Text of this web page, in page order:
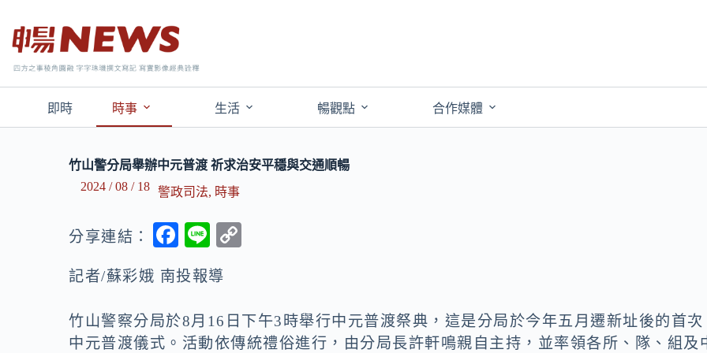
即時 時事 生活 暢觀點 合作媒體
竹山警分局舉辦中元普渡 祈求治安平穩與交通順暢
2024 / 08 / 18
警政司法, 時事
分享連結：
F
e
b
o
Li
e
y
Li
記者/蘇彩娥 南投報導
竹山警察分局於8月16日下午3時舉行中元普渡祭典，這是分局於今年五月遷新址後的首次
中元普渡儀式。活動依傳統禮俗進行，由分局長許軒鳴親自主持，並率領各所、隊、組及